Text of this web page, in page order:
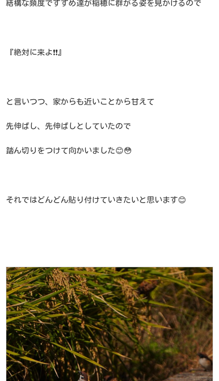
結構な頻度ですずめ達が稲穂に群がる姿を見かけるので
『絶対に来よ❗❗』
と言いつつ、家からも近いことから甘えて
先伸ばし、先伸ばしとしていたので
踏ん切りをつけて向かいました😊😳
それではどんどん貼り付けていきたいと思います😊